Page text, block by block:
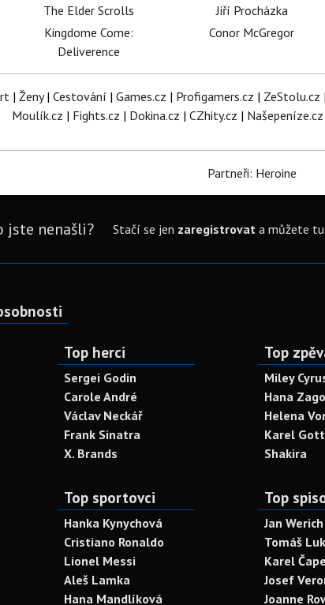
The Elder Scrolls
Kingdome Come:
Deliverence
Jiří Procházka
Conor McGregor
| Ženy| Cestování | Games.cz | Profigamers.cz | ZeStolu.cz |
Moulík.cz | Fights.cz | Dokina.cz | CZhity.cz | Našepeníze.cz
Partneři: Heroine
jste nenašli? Stačí se jen zaregistrovata můžete
Top herci
Sergei Godin
Carole André
Václav Neckář
Frank Sinatra
X. Brands
Top
Miley
Hana
Helena
Karel Gott
Shakira
Top sportovci
Hanka Kynychová
Cristiano Ronaldo
Lionel Messi
Aleš Lamka
Hana Mandlíková
Top
Jan Werich
Tomáš
Karel
Josef
Joanne